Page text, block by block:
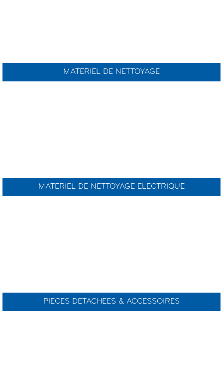
MATERIEL DE NETTOYAGE
MATERIEL DE NETTOYAGE ELECTRIQUE
PIECES DETACHEES & ACCESSOIRES